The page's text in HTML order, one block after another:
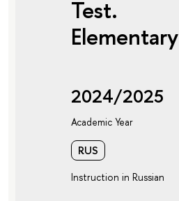
Test.
Elementary
2024/2025
Academic Year
RUS
Instruction in Russian